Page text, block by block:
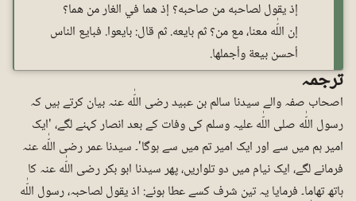
إذ يقول لصاحبه من صاحبه؟ إذ هما في الغار من هما؟
إن اللّٰه معنا، مع من؟ ثم بايعه. ثم قال: بايعوا. فبايع الناس
أحسن بيعة وأجملها.
ترجمہ
اصحاب صفہ والے سیدنا سالم بن عبید رضی اللّٰه عنہ بیان کرتے ہیں کہ
رسول اللّٰه صلی اللّٰه علیہ وسلم کی وفات کے بعد انصار کہنے لگے، 'ایک
امیر ہم میں سے اور ایک امیر تم میں سے ہوگا'۔ سیدنا عمر رضی اللّٰه عنہ
فرمانے لگے، ایک نیام میں دو تلواریں، پھر سیدنا ابو بکر رضی اللّٰه عنہ کا
ہاتھ تھاما۔ فرمایا یہ تین شرف کسے عطا ہوئے: اذ یقول لصاحبہ، رسول اللّٰه